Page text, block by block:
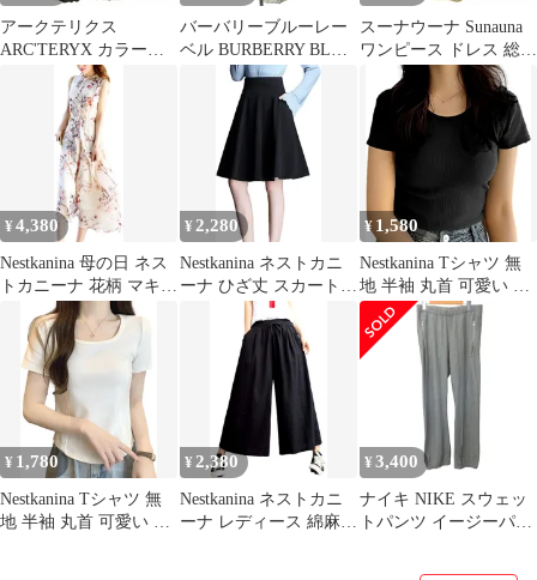
アークテリクス
ARC'TERYX カラーテ
ーパードパンツ ストレ
ッチ有 始祖鳥刺繍 カー
キ 緑系 4 約Mサイズ
0513 STK
バーバリーブルーレー
ベル BURBERRY BLUE
LABEL ラクーンファー
ダウンコート ジャケッ
ト 裏地ノバチェック ロ
ゴ刺繡 ナイロン 白 ホ
ワイト 38 約S相当
FCF16-620-02 STK
スーナウーナ Sunauna
ワンピース ドレス 総柄
ロング 半袖 38 M ベー
ジュ /FF 0827 STK
¥4,380
Nestkanina 母の日 ネス
トカニーナ 花柄 マキシ
丈 ワンピース きれいめ
ロング丈 レディース
¥ 2,280
Nestkanina ネストカニ
ーナ ひざ丈 スカート
プリーツ ベーシック フ
レア 膝丈 レディース
¥ 1,580
Nestkanina Tシャツ 無
地 半袖 丸首 可愛い カ
ットソー シンプル おし
ゃれ レディース ストレ
ッチ 夏 スリム トップ
ス 白 黒 薄手 涼感 柔ら
かい 肌触り TSHT061(
ブラック, L)
¥ 1,780
Nestkanina Tシャツ 無
地 半袖 丸首 可愛い カ
¥2,380
Nestkanina ネストカニ
ーナ レディース 綿麻
¥ 3,400
ナイキ NIKE スウェッ
トパンツ イージーパン